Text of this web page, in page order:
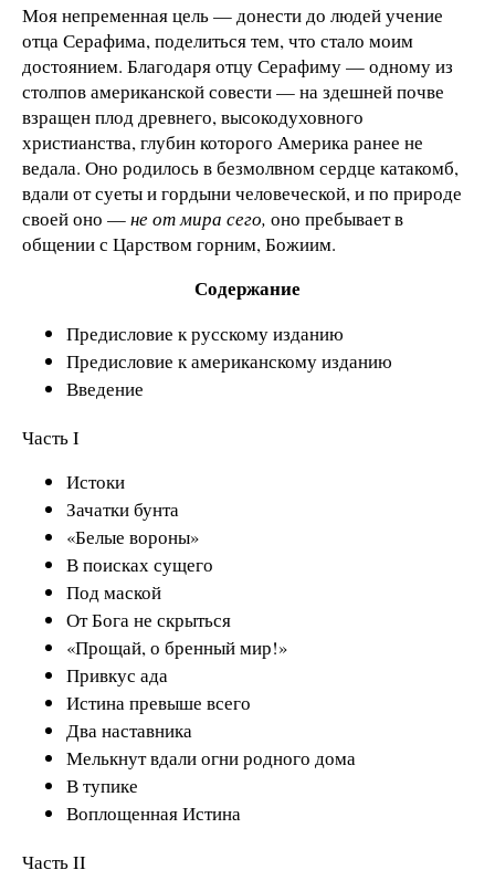
Моя непременная цель — донести до людей учение
отца Серафима, поделиться тем, что стало моим
достоянием. Благодаря отцу Серафиму — одному из
столпов американской совести — на здешней почве
взращен плод древнего, высокодуховного
христианства, глубин которого Америка ранее не
ведала. Оно родилось в безмолвном сердце катакомб,
вдали от суеты и гордыни человеческой, и по природе
своей оно —не от мира сего, оно пребывает в
общении с Царством горним, Божиим.
Содержание
Предисловие к русскому изданию
Предисловие к американскому изданию
Введение
Часть I
Истоки
Зачатки бунта
«Белые вороны»
В поисках сущего
Под маской
От Бога не скрыться
«Прощай, о бренный мир!»
Привкус ада
Истина превыше всего
Два наставника
Мелькнут вдали огни родного дома
В тупике
Воплощенная Истина
Часть II